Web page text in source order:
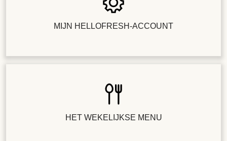
MIJN HELLOFRESH-ACCOUNT
HET WEKELIJKSE MENU